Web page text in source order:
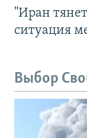
"Иран
ситуация
Выбор